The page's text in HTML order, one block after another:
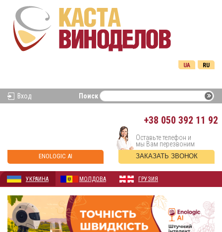
RU
UA
Вход Поиск
+38 050 392 11 92
ENOLOGIC AI
Оставьте телефон и
мы Вам перезвоним
ЗАКАЗАТЬ ЗВОНОК
УКРАИНА МОЛДОВА ГРУЗИЯ